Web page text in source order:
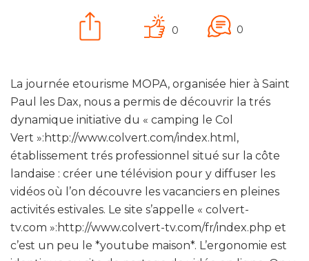
0 0
La journée etourisme MOPA, organisée hier à Saint
Paul les Dax, nous a permis de découvrir la trés
dynamique initiative du « camping le Col
Vert »:http://www.colvert.com/index.html,
établissement trés professionnel situé sur la côte
landaise : créer une télévision pour y diffuser les
vidéos où l’on découvre les vacanciers en pleines
activités estivales. Le site s’appelle « colvert-
tv.com »:http://www.colvert-tv.com/fr/index.php et
c’est un peu le *youtube maison*. L’ergonomie est